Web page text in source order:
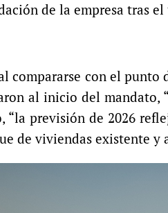
de la empresa tras
compararse con el
al inicio del mandato,
“la previsión de 2026
de viviendas existente